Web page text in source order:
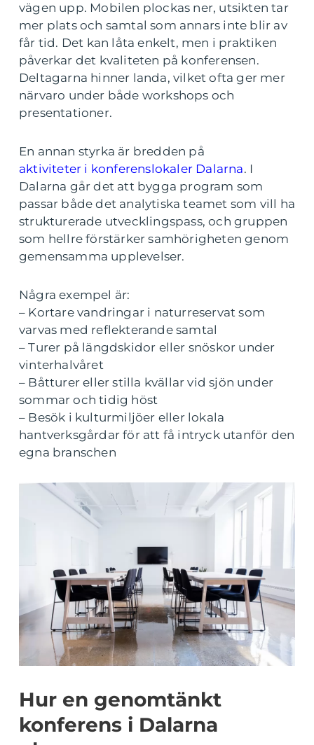
vägen upp. Mobilen plockas ner, utsikten tar
mer plats och samtal som annars inte blir av
får tid. Det kan låta enkelt, men i praktiken
påverkar det kvaliteten på konferensen.
Deltagarna hinner landa, vilket ofta ger mer
närvaro under både workshops och
presentationer.
En annan styrka är bredden på
aktiviteter i konferenslokaler Dalarna. I
Dalarna går det att bygga program som
passar både det analytiska teamet som vill ha
strukturerade utvecklingspass, och gruppen
som hellre förstärker samhörigheten genom
gemensamma upplevelser.
Några exempel är:
– Kortare vandringar i naturreservat som
varvas med reflekterande samtal
– Turer på längdskidor eller snöskor under
vinterhalvåret
– Båtturer eller stilla kvällar vid sjön under
sommar och tidig höst
– Besök i kulturmiljöer eller lokala
hantverksgårdar för att få intryck utanför den
egna branschen
Hur en genomtänkt
konferens i Dalarna